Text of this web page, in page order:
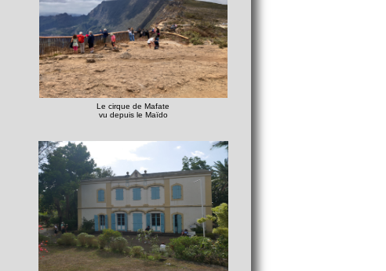
Le cirque de Mafate
vu depuis le Maïdo